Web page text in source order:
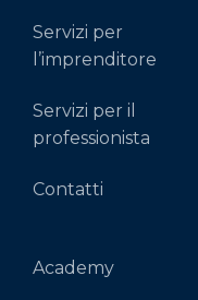
Servizi per
l’imprenditore
Servizi per il
professionista
Contatti
Academy